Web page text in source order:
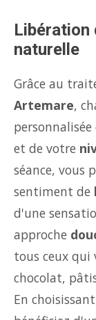
Libération
naturelle
Grâce au
Artemare,
et de votre
séance, vous
sentiment de
d'une
approche
tous ceux qui
chocolat,
En